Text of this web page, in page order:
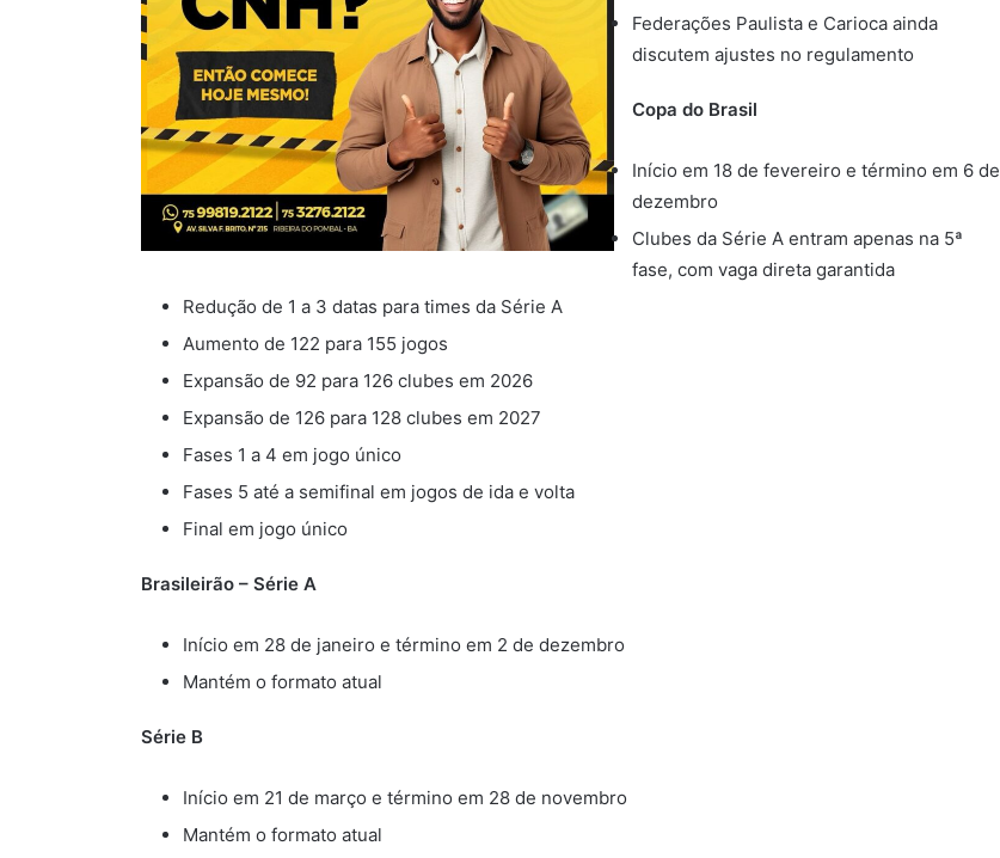
Federações Paulista e Carioca ainda
discutem ajustes no regulamento
Copa do Brasil
Início em 18 de fevereiro e término em 6 de
dezembro
Clubes da Série A entram apenas na 5ª
fase, com vaga direta garantida
Redução de 1 a 3 datas para times da Série A
Aumento de 122 para 155 jogos
Expansão de 92 para 126 clubes em 2026
Expansão de 126 para 128 clubes em 2027
Fases 1 a 4 em jogo único
Fases 5 até a semifinal em jogos de ida e volta
Final em jogo único
Brasileirão – Série A
Início em 28 de janeiro e término em 2 de dezembro
Mantém o formato atual
Série B
Início em 21 de março e término em 28 de novembro
Mantém o formato atual